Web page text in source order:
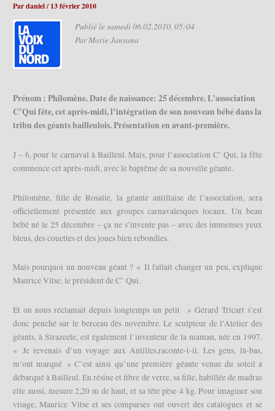
Pardaniel/13 février 2010
Publié le samedi 06.02.2010, 05:04
Par Marie Jansana
Prénom : Philomène. Date de naissance: 25 décembre. L’association
C’Qui fête, cet après-midi, l’intégration de son nouveau bébé dans la
tribu des géants bailleulois. Présentation en avant-première.
J – 6, pour le carnaval à Bailleul. Mais, pour l’association C’ Qui, la fête
commence cet après-midi, avec le baptême de sa nouvelle géante.
Philomène, fille de Rosalie, la géante antillaise de l’association, sera
officiellement présentée aux groupes carnavalesques locaux. Un beau
bébé né le 25 décembre – ça ne s’invente pas – avec des immenses yeux
bleus, des couettes et des joues bien rebondies.
Mais pourquoi un nouveau géant ? « Il fallait changer un peu, explique
Maurice Vitse, le président de C’ Qui.
Et on nous réclamait depuis longtemps un petit » Gérard Tricart s’est
donc penché sur le berceau dès novembre. Le sculpteur de l’Atelier des
géants, à Strazeele, est également l’inventeur de la maman, née en 1997.
« Je revenais d’un voyage aux Antilles,raconte-t-il. Les gens, là-bas,
m’ont marqué » C’est ainsi qu’une première géante venue du soleil a
débarqué à Bailleul. En résine et fibre de verre, sa fille, habillée de madras
elle aussi, mesure 2,20 m de haut, et sa tête pèse 4 kg. Pour imaginer son
visage, Maurice Vitse et ses comparses ont ouvert des catalogues et se